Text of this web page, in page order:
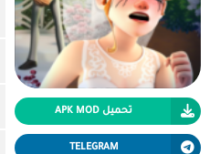
تحميل APK MOD
TELEGRAM